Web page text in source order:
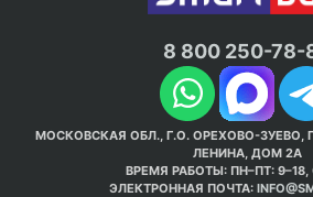
8 800 250-78-
МОСКОВСКАЯ ОБЛ., Г.О. ОРЕХОВО-ЗУЕВО,
ЛЕНИНА, ДОМ 2А
ВРЕМЯ РАБОТЫ: ПН–ПТ: 9–18,
ЭЛЕКТРОННАЯ ПОЧТА: